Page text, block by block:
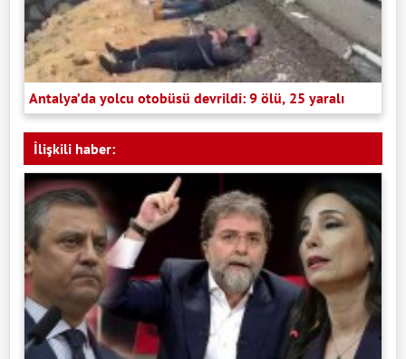
Antalya’da yolcu otobüsü devrildi: 9 ölü, 25 yaralı
İlişkili haber: